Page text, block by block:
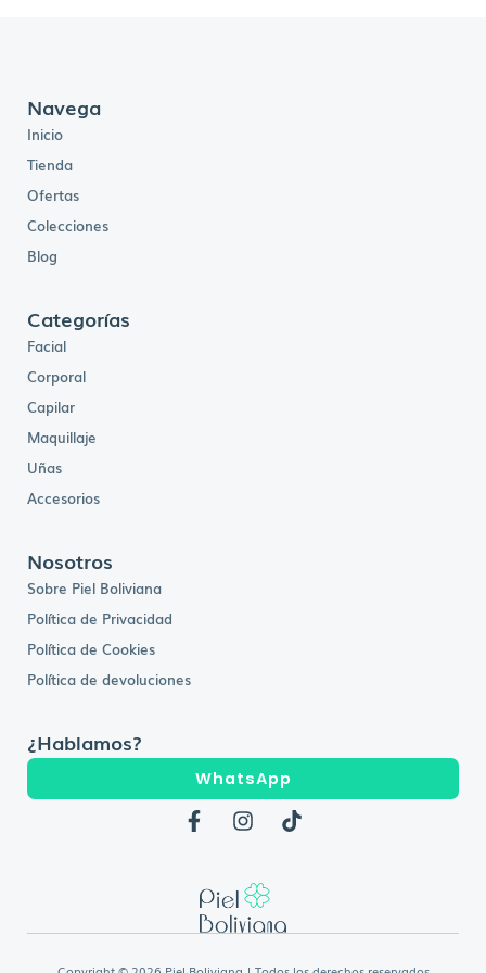
Navega
Inicio
Tienda
Ofertas
Colecciones
Blog
Categorías
Facial
Corporal
Capilar
Maquillaje
Uñas
Accesorios
Nosotros
Sobre Piel Boliviana
Política de Privacidad
Política de Cookies
Política de devoluciones
¿Hablamos?
WhatsApp
F
a
b
o
o
k
I
n
a
g
r
a
T
i